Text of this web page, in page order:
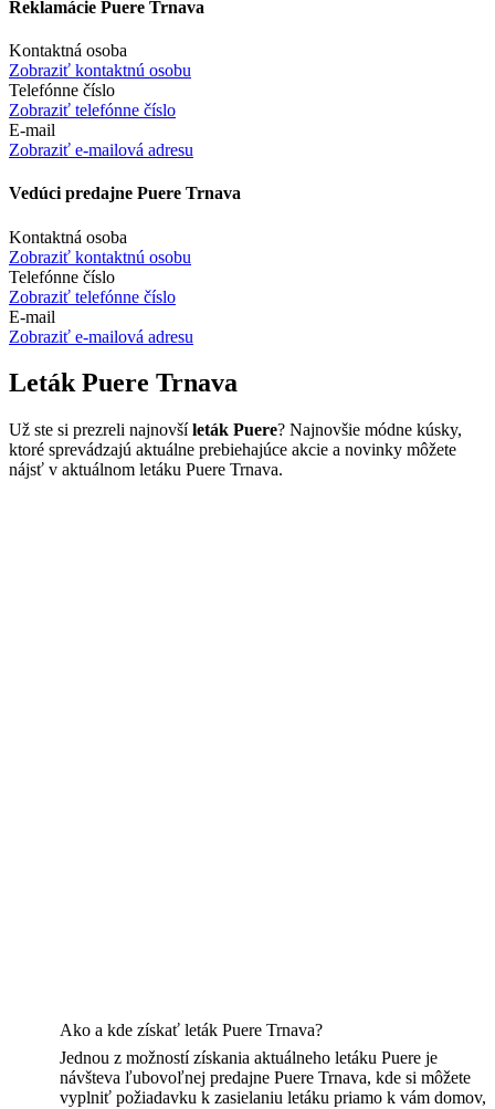
Reklamácie Puere Trnava
Kontaktná osoba
Zobraziť kontaktnú osobu
Telefónne číslo
Zobraziť telefónne číslo
E-mail
Zobraziť e-mailová adresu
Vedúci predajne Puere Trnava
Kontaktná osoba
Zobraziť kontaktnú osobu
Telefónne číslo
Zobraziť telefónne číslo
E-mail
Zobraziť e-mailová adresu
Leták Puere Trnava
Už ste si prezreli najnovšíleták Puere? Najnovšie módne kúsky,
ktoré sprevádzajú aktuálne prebiehajúce akcie a novinky môžete
nájsť v aktuálnom letáku Puere Trnava.
Ako a kde získať leták Puere Trnava?
Jednou z možností získania aktuálneho letáku Puere je
návšteva ľubovoľnej predajne Puere Trnava, kde si môžete
vyplniť požiadavku k zasielaniu letáku priamo k vám domov,